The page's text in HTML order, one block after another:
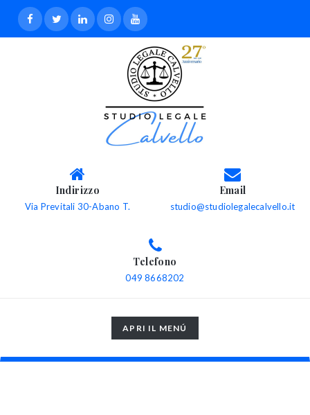
Indirizzo
Via Previtali 30-Abano T.
Email
studio@studiolegalecalvello.it
Telefono
049 8668202
TOGGLE
NAVIGATION
APRI IL MENÚ